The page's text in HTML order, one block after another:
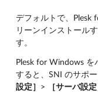
デフォルトで、Plesk
リーンインストール
す。
Plesk for Windows を
すると、SNI のサポ
設定］ > ［サーバ設定